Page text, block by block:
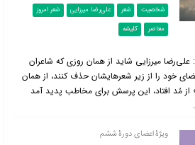
شخصیت شعر علی‌رضا میرزایی
شعر امروز
معاصر
کلیشه
میرزایی شاید از همان روزی که شاعران
خود را از زیر شعرهایشان حذف کنند، از همان
مُد افتاد، این پرسش برای مخاطب پدید آمد
ویژۀ اعضای دورۀ ششم